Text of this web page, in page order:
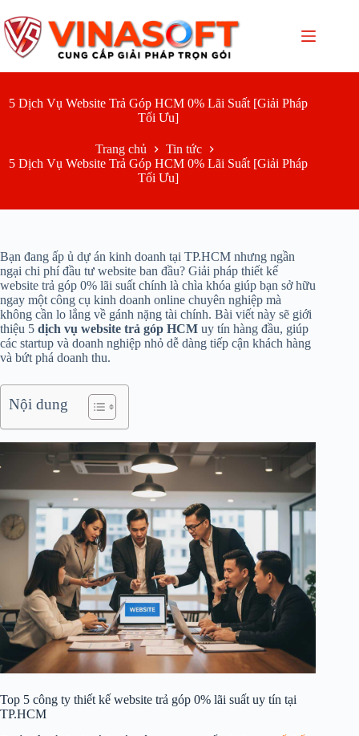
đến
phần
nội
5 Dịch Vụ Website Trả Góp HCM 0% Lãi Suất [Giải Pháp
Tối Ưu]
Trang chủ
Tin tức
5 Dịch Vụ Website Trả Góp HCM 0% Lãi Suất [Giải Pháp
Tối Ưu]
Bạn đang ấp ủ dự án kinh doanh tại TP.HCM nhưng ngần
ngại chi phí đầu tư website ban đầu? Giải pháp thiết kế
website trả góp 0% lãi suất chính là chìa khóa giúp bạn sở hữu
ngay một công cụ kinh doanh online chuyên nghiệp mà
không cần lo lắng về gánh nặng tài chính. Bài viết này sẽ giới
thiệu 5 dịch vụ website trả góp HCM uy tín hàng đầu, giúp
các startup và doanh nghiệp nhỏ dễ dàng tiếp cận khách hàng
và bứt phá doanh thu.
Nội dung
Top 5 công ty thiết kế website trả góp 0% lãi suất uy tín tại
TP.HCM